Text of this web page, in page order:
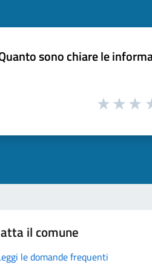
sono chiare le
il comune
le domande frequenti